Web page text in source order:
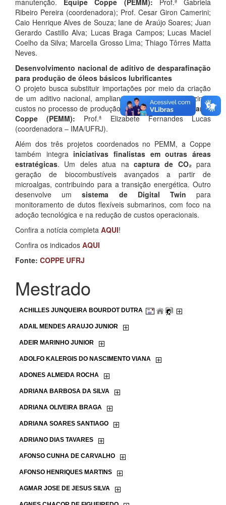
Ribeiro Pereira (coordenadora); Prof. Cesar Giron Camerini;
Caio Henrique Alves de Souza; Iane de Araújo Soares; Juan
Gerardo Castillo Alva; Lucas Braga Campos; Lucas Maciel
Coelho da Silva; Marcella Grosso Lima; Thiago Tôrres Matta
Neves.
Desenvolvimento nacional de aditivo de desparafinação
para produção de óleos básicos lubrificantes
O projeto busca substituir importações por meio da criação
de um aditivo nacional, ampliando a eficiência e reduzindo
custos no processo de produção de lubrificantes. Integrante
Coppe (PEMM): Prof.ª Elizabete Fernandes Lucas
(coordenadora – IMA/UFRJ).
Além dos três projetos coordenados no PEMM, a Coppe
também integra iniciativas finalistas em outras áreas
estratégicas. Um deles atua na captura de CO₂para
geração de biocombustíveis avançados a partir de
microalgas, contribuindo para a transição energética. Outro
desenvolve umsistema de Digital Twin para
monitoramento de dutos flexíveis submarinos, com foco na
adoção tecnológica e na redução de custos operacionais.
Confira a notícia completa AQUI!
Confira os indicados AQUI
Fonte: COPPE UFRJ
Mestrado